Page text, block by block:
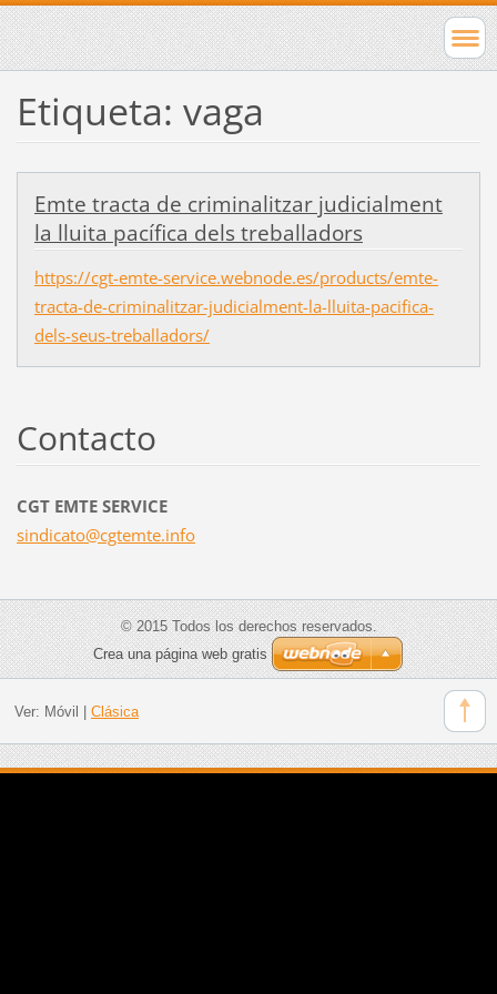
Etiqueta: vaga
Emte tracta de criminalitzar judicialment
la lluita pacífica dels treballadors
https://cgt-emte-service.webnode.es/products/emte-
tracta-de-criminalitzar-judicialment-la-lluita-pacifica-
dels-seus-treballadors/
Contacto
CGT EMTE SERVICE
sindicato@cgtemte.info
© 2015 Todos los derechos reservados.
Crea una página web gratis
Ver: Móvil Clásica